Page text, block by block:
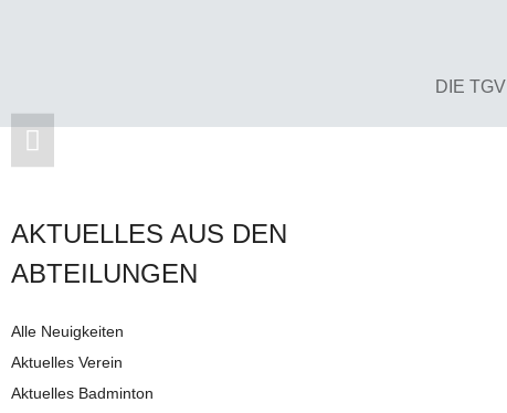
DIE TGV
AKTUELLES AUS DEN
AB­TEI­LUNG­EN
Alle Neuigkeiten
Aktuelles Verein
Aktuelles Badminton